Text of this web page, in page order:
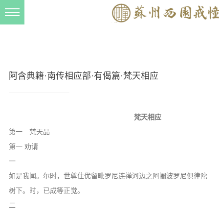
寺院管理
道风建设
阿含典籍·南传相应部·有偈篇·梵天相应
梵天相应
第一 梵天品
第一 劝请
一
如是我闻。尔时，世尊住优留毗罗尼连禅河边之阿阇波罗尼俱律陀
树下。时，已成等正觉。
二